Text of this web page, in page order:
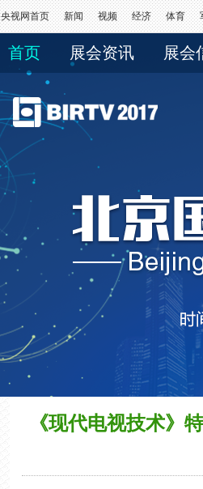
央视网首页 新闻 视频 经济 体育
首页 展会资讯 展会
《现代电视技术》